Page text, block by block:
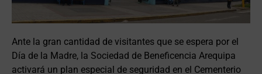
Ante la gran cantidad de visitantes que se espera por el
Día de la Madre, la Sociedad de Beneficencia Arequipa
activará un plan especial de seguridad en el Cementerio